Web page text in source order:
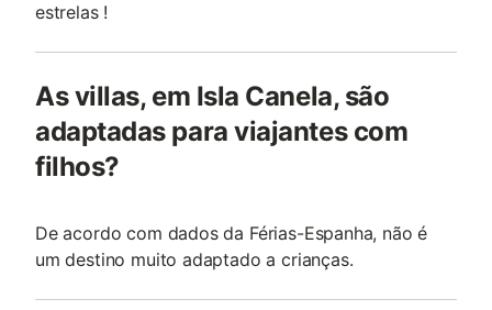
estrelas !
As villas, em Isla Canela, são
adaptadas para viajantes com
filhos?
De acordo com dados da Férias-Espanha, não é
um destino muito adaptado a crianças.